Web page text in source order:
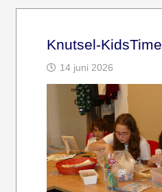
Knutsel-KidsTime
14 juni 2026